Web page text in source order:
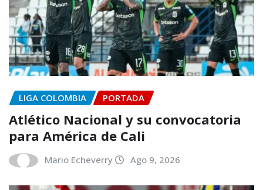
LIGA COLOMBIA PORTADA
Atlético Nacional y su convocatoria
para América de Cali
Mario Echeverry Ago 9, 2026